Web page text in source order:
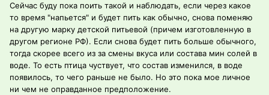
Сейчас буду пока поить такой и наблюдать, если через какое
то время "напьется" и будет пить как обычно, снова поменяю
на другую марку детской питьевой (причем изготовленную в
другом регионе РФ). Если снова будет пить больше обычного,
тогда скорее всего из за смены вкуса или состава мин солей в
воде. То есть птица чуствует, что состав изменился, в воде
появилось, то чего раньше не было. Но это пока мое личное
ни чем не оправданное предположение.